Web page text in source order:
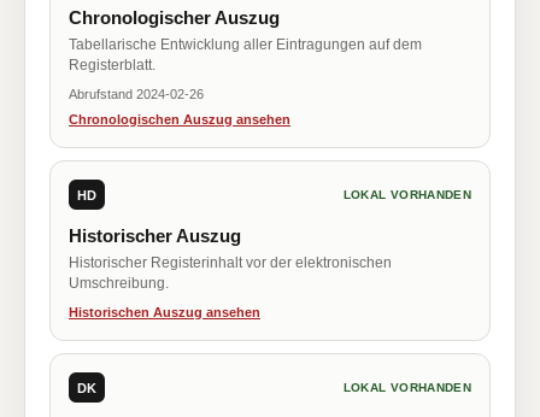
Chronologischer Auszug
Tabellarische Entwicklung aller Eintragungen auf dem
Registerblatt.
Abrufstand 2024-02-26
Chronologischen Auszug ansehen
HD LOKAL VORHANDEN
Historischer Auszug
Historischer Registerinhalt vor der elektronischen
Umschreibung.
Historischen Auszug ansehen
DK LOKAL VORHANDEN